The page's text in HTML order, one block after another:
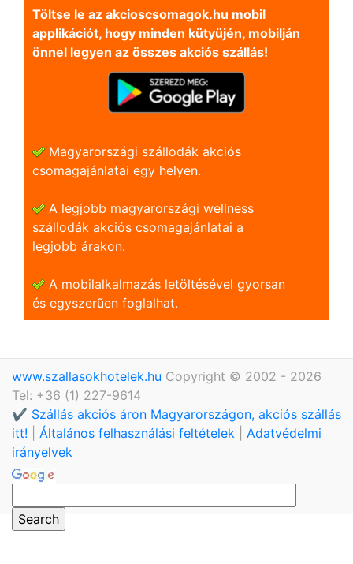
Töltse le az akcioscsomagok.hu mobil
applikációt, hogy minden kütyüjén, mobilján
önnel legyen az összes akciós szállás!
Magyarországi szállodák akciós
csomagajánlatai egy helyen.
A legjobb magyarországi wellness
szállodák akciós csomagajánlatai a
legjobb árakon.
A mobilalkalmazás letöltésével gyorsan
és egyszerũen foglalhat.
www.szallasokhotelek.hu Copyright © 2002 - 2026
Tel: +36 (1) 227-9614
✔️ Szállás akciós áron Magyarországon, akciós szállás
itt!
Általános felhasználási feltételek
Adatvédelmi
irányelvek